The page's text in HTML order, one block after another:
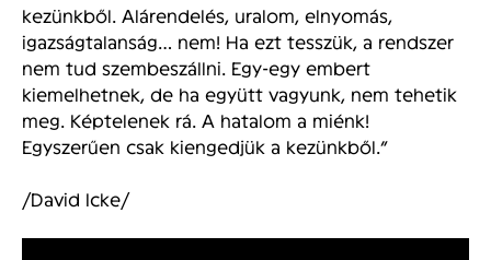
kezünkből. Alárendelés, uralom, elnyomás,
igazságtalanság… nem! Ha ezt tesszük, a rendszer
nem tud szembeszállni. Egy-egy embert
kiemelhetnek, de ha együtt vagyunk, nem tehetik
meg. Képtelenek rá. A hatalom a miénk!
Egyszerűen csak kiengedjük a kezünkből.”
/David Icke/